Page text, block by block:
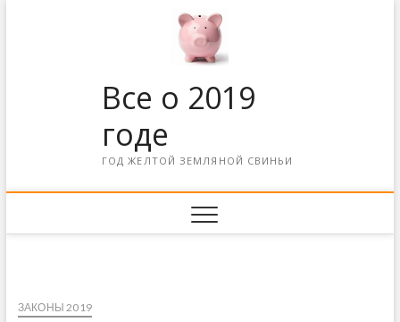
Все о 2019
годе
ГОД ЖЕЛТОЙ ЗЕМЛЯНОЙ СВИНЬИ
ЗАКОНЫ 2019